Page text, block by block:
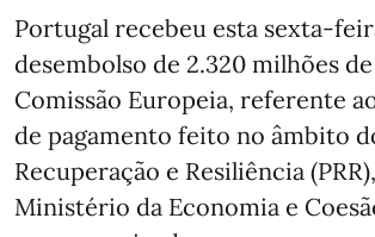
Portugal recebeu esta sexta-
desembolso de 2.320 milhões
Comissão Europeia, referente
de pagamento feito no âmbito
Recuperação e Resiliência
Ministério da Economia e